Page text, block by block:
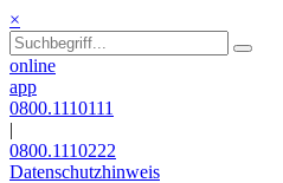
×
online
app
0800.1110111
|
0800.1110222
Datenschutzhinweis